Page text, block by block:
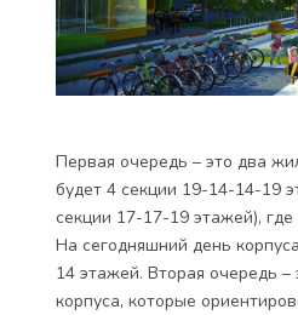
Первая очередь – это два
будет 4 секции 19-14-14-19
секции 17-17-19 этажей),
На сегодняшний день
14 этажей. Вторая очередь –
корпуса, которые